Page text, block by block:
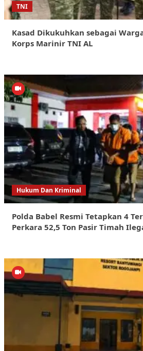
TNI
Kasad Dikukuhkan sebagai
Korps Marinir TNI AL
Hukum Dan Kriminal
Polda Babel Resmi Tetapkan 4
Perkara 52,5 Ton Pasir Timah